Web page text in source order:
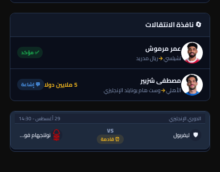
🔄 نافذة الانتقالات
عمر مرموش
تشيلسي→ريال مدريد
✅ مؤكد
مصطفى شزبير
الأهلي→وست هام يونايتد الإنجليزي 5 ملايين دولا 💬 إشاعة
الدوري الإنجليزي 29 أغسطس - 14:30
🛡 ليفربول VS
⏰ قادمة نوتنجهام فورست